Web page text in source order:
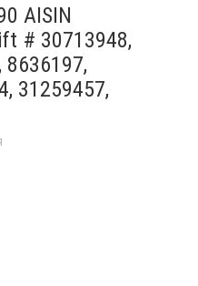
AISIN
# 30713948,
8636197,
31259457,